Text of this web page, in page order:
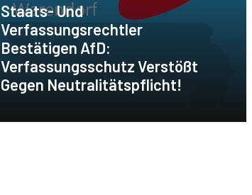
Staats- Und
Verfassungsrechtler
Bestätigen AfD:
Verfassungsschutz Verstößt
Gegen Neutralitätspflicht!